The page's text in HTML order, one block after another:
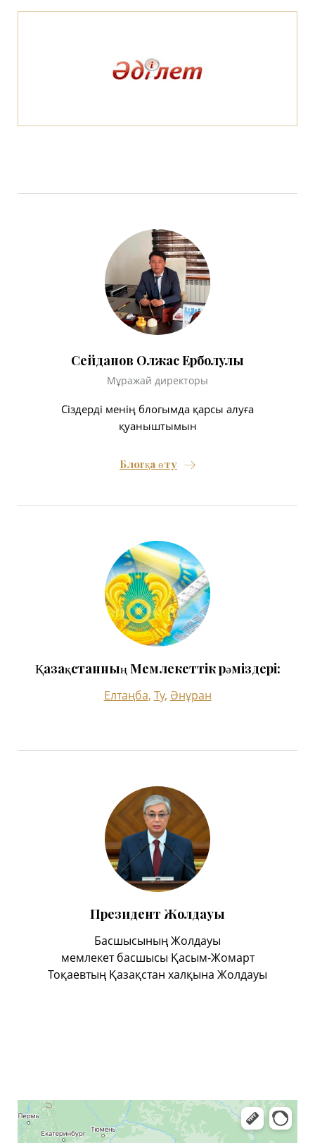
Сейданов Олжас Ерболулы
Мұражай директоры
Сіздерді менің блогымда қарсы алуға
қуаныштымын
Блогқа өту
Қазақстанның Мемлекеттік рәміздері:
Елтаңба, Ту, Әнұран
Президент Жолдауы
Басшысының Жолдауы
мемлекет басшысы Қасым-Жомарт
Тоқаевтың Қазақстан халқына Жолдауы